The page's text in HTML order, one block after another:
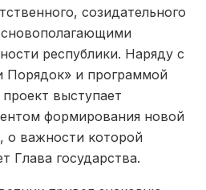
созидательного
республики. Наряду с
Порядок» и программой
выступает
формирования новой
о важности которой
Глава государства.